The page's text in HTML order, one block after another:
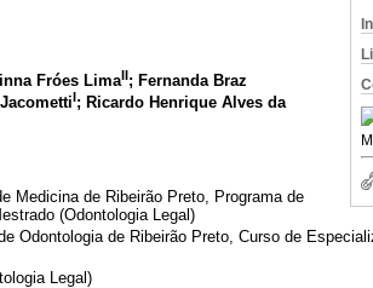
Fróes LimaII; Fernanda Braz
I; Ricardo Henrique Alves da
Medicina de Ribeirão Preto, Programa de
(Odontologia Legal)
Odontologia de Ribeirão Preto, Curso de
Legal)